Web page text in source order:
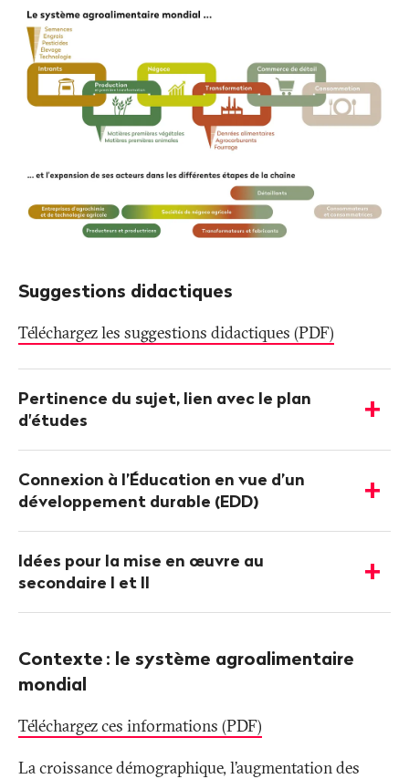
Suggestions didactiques
Téléchargez les suggestions didactiques (PDF)
d'informations
Pertinence du sujet, lien avec le plan
d'études
-
les
détails
Connexion à l’Éducation en vue d’un
développement durable (EDD)
-
Afficher
les
détails
Idées pour la mise en œuvre au
secondaire I et II
-
les
Contexte : le système agroalimentaire
mondial
Téléchargez ces informations (PDF)
La croissance démographique, l’augmentation des